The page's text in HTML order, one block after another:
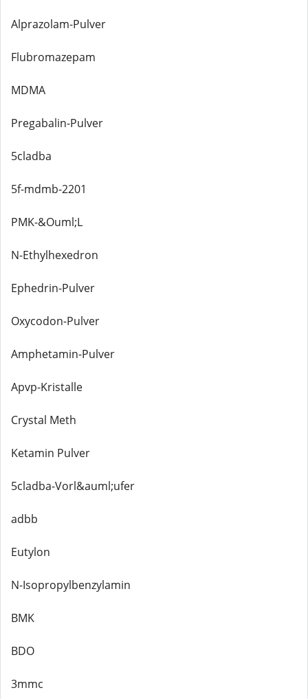
Alprazolam-Pulver
Flubromazepam
MDMA
Pregabalin-Pulver
5cladba
5f-mdmb-2201
PMK-&Ouml;L
N-Ethylhexedron
Ephedrin-Pulver
Oxycodon-Pulver
Amphetamin-Pulver
Apvp-Kristalle
Crystal Meth
Ketamin Pulver
5cladba-Vorl&auml;ufer
adbb
Eutylon
N-Isopropylbenzylamin
BMK
BDO
3mmc